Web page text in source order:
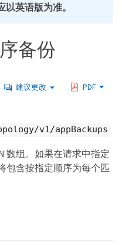
英语版为准。
备份
建议更改 PDF
v1/appBackups
数组。如果在请求中指定
包含按指定顺序为每个匹